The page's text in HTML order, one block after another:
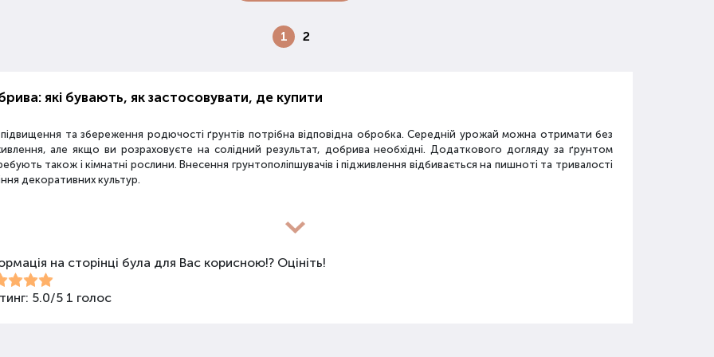
1 2
які бувають, як застосовувати, де купити
та збереження родючості ґрунтів потрібна відповідна обробка. Середній урожай можна отримати без
але якщо ви розраховуєте на солідний результат, добрива необхідні. Додаткового догляду за ґрунтом
також і кімнатні рослини. Внесення грунтополіпшувачів і підживлення відбивається на пишноті та тривалості
декоративних культур.
засобів для покращення властивостей ґрунту
поживних якостей ґрунту використовуються різні види засобів: мінеральні добрива, органічні суміші,
змішаного типу, стимулятори росту та бактеріологічні препарати.
не можна використовувати бездумно, треба знати, що й для чого застосовується.
на сторінці була для Вас корисною!? Оцініть!
5.0/5 1 голос